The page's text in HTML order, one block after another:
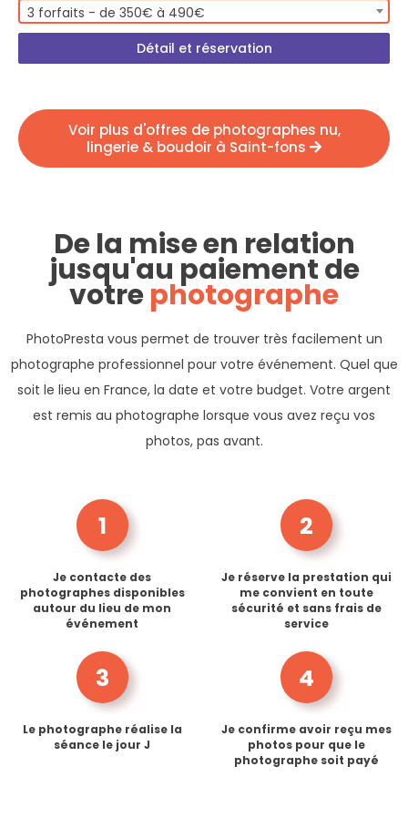
3 forfaits - de 350€ à 490€
Détail et réservation
Voir plus d'offres de photographes nu,
lingerie & boudoir à Saint-fons
De la mise en relation
jusqu'au paiement de
votrephotographe
PhotoPresta vous permet de trouver très facilement un
photographe professionnel pour votre événement. Quel que
soit le lieu en France, la date et votre budget. Votre argent
est remis au photographe lorsque vous avez reçu vos
photos, pas avant.
1
Je contacte des
photographes disponibles
autour du lieu de mon
événement
2
Je réserve la prestation qui
me convient en toute
sécurité et sans frais de
service
3
Le photographe réalise la
séance le jour J
4
Je confirme avoir reçu mes
photos pour que le
photographe soit payé